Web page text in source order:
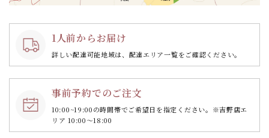
1人前からお届け
詳しい配達可能地域は、配達エリア一覧をご確認ください。
事前予約でのご注文
10:00~19:00の時間帯でご希望日を指定ください。 ※吉野店エ
リア 10:00～18:00